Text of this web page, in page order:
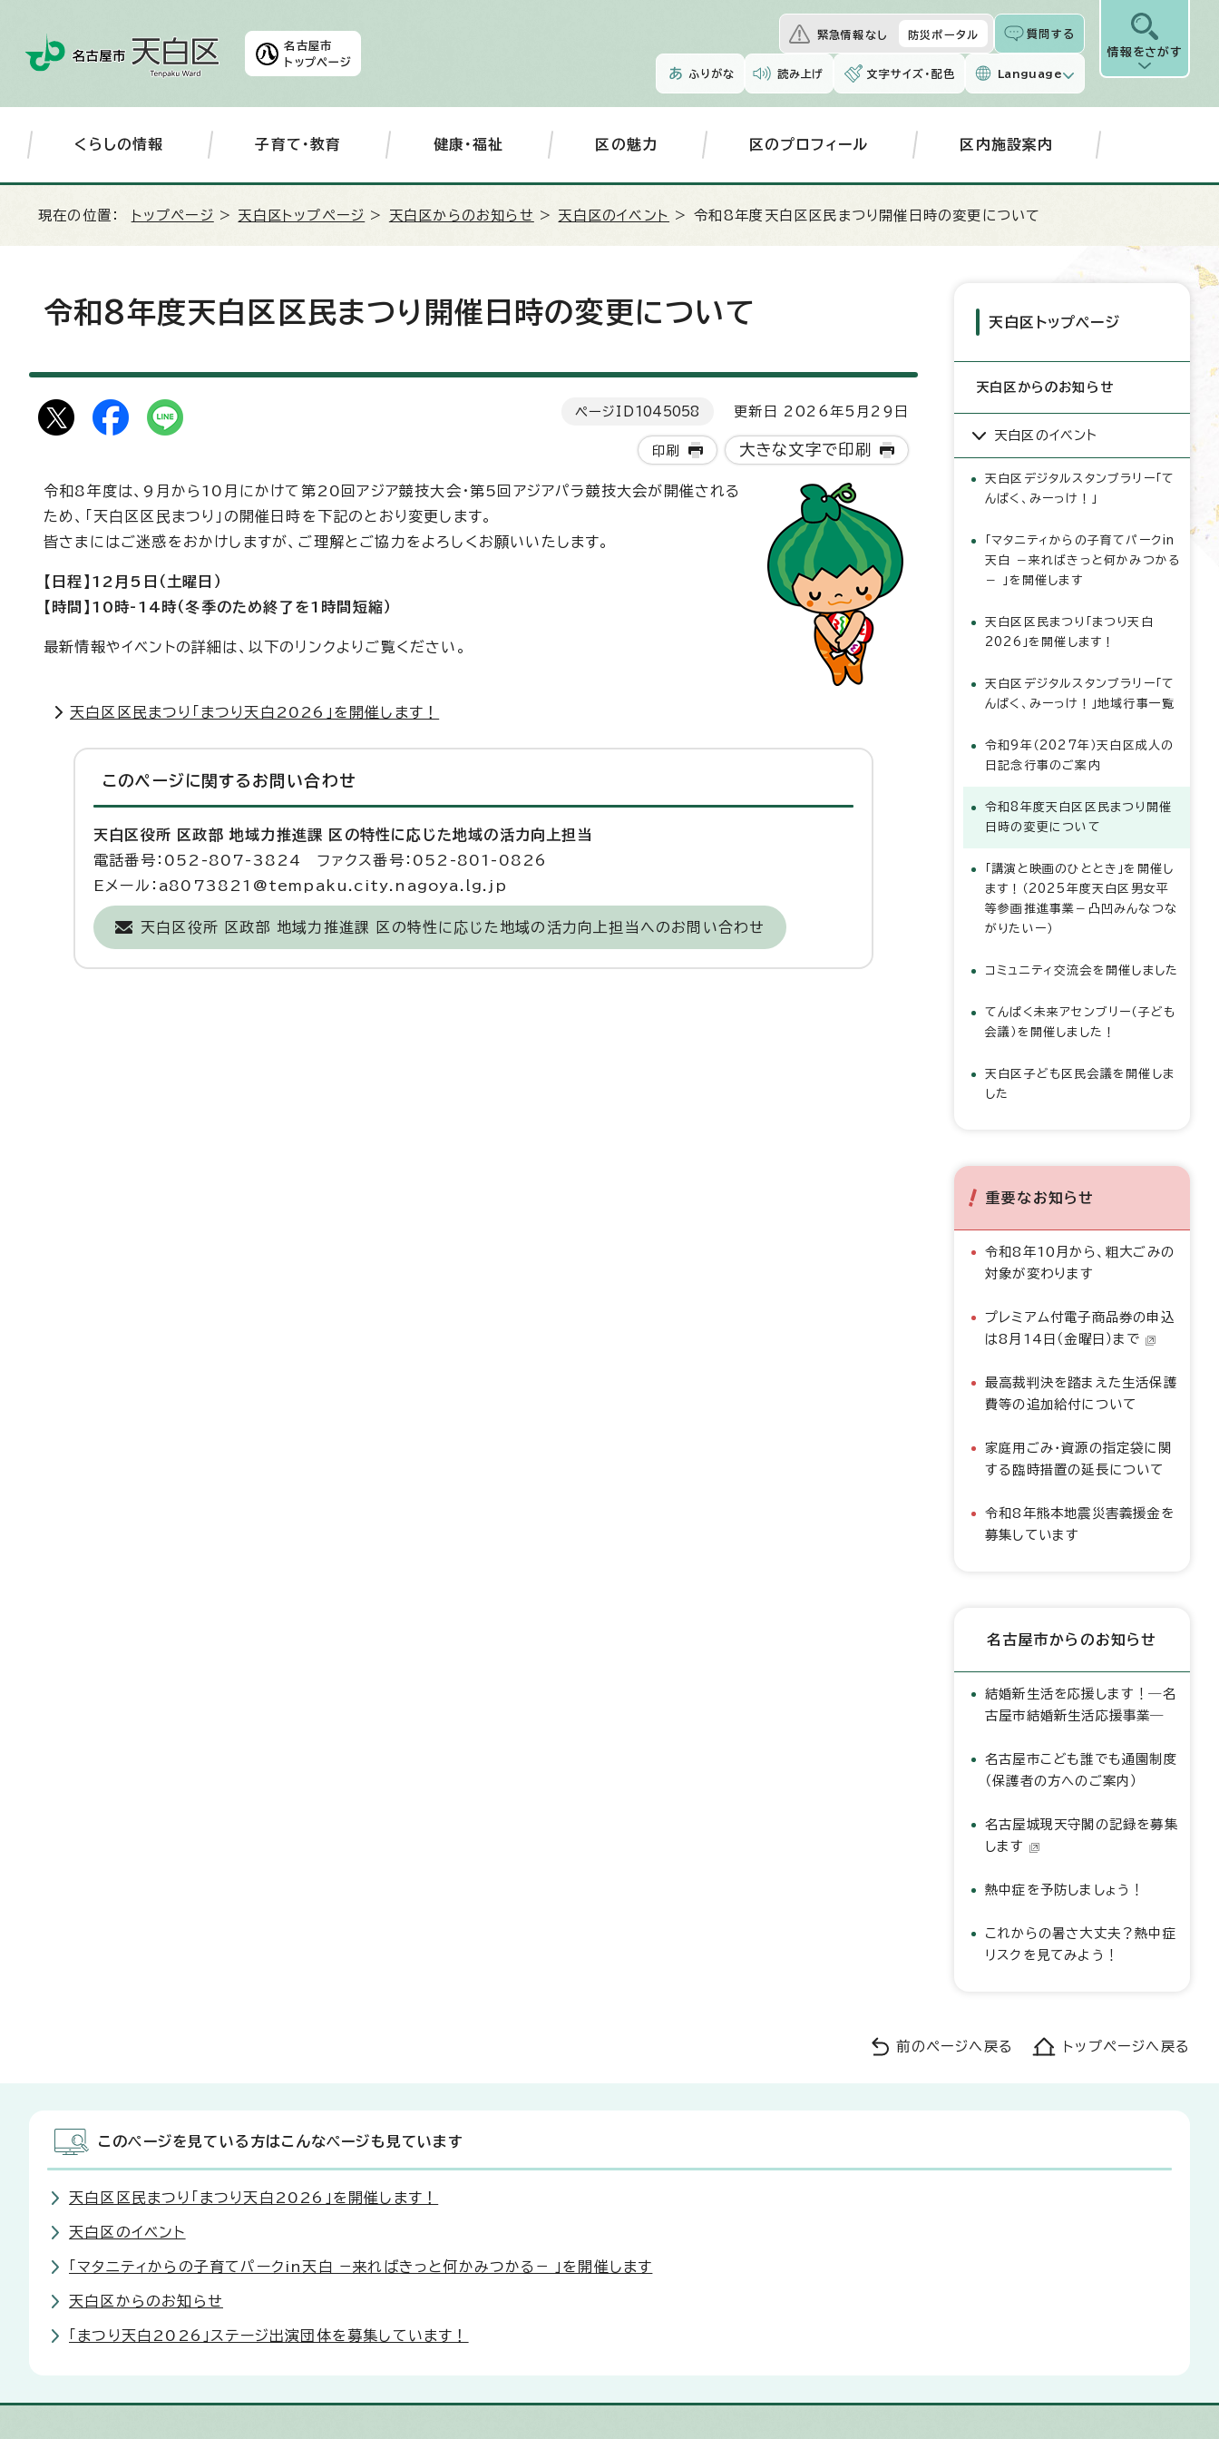
名古屋市
トップページ
緊急情報なし 防災ポータル 質問する
ふりがな 読み上げ 文字サイズ・配色 Language
情報をさがす
くらしの情報 子育て・教育 健康・福祉 区の魅力 区のプロフィール 区内施設案内
現在の位置： トップページ > 天白区トップページ > 天白区からのお知らせ > 天白区のイベント > 令和8年度天白区区民まつり開催日時の変更について
令和8年度天白区区民まつり開催日時の変更について
ページID 1045058 更新日 2026年5月29日
印刷 大きな文字で印刷
令和8年度は、9月から10月にかけて第20回アジア競技大会・第5回アジアパラ競技大会が開催される
ため、「天白区区民まつり」の開催日時を下記のとおり変更します。
皆さまにはご迷惑をおかけしますが、ご理解とご協力をよろしくお願いいたします。
【日程】12月5日（土曜日）
【時間】10時-14時（冬季のため終了を1時間短縮）
最新情報やイベントの詳細は、以下のリンクよりご覧ください。
天白区区民まつり「まつり天白2026」を開催します！
このページに関する お問い合わせ
天白区役所 区政部 地域力推進課 区の特性に応じた地域の活力向上担当
電話番号：052-807-3824 ファクス番号：052-801-0826
Eメール：a8073821@tempaku.city.nagoya.lg.jp
天白区役所 区政部 地域力推進課 区の特性に応じた地域の活力向上担当へのお問い合わせ
天白区トップページ
天白区からのお知らせ
天白区のイベント
天白区デジタルスタンプラリー「て
んぱく、みーっけ！」
「マタニティからの子育てパークin
天白 －来ればきっと何かみつかる
－ 」を開催します
天白区区民まつり「まつり天白
2026」を開催します！
天白区デジタルスタンプラリー「て
んぱく、みーっけ！」地域行事一覧
令和9年（2027年）天白区成人の
日記念行事のご案内
令和8年度天白区区民まつり開催
日時の変更について
「講演と映画のひととき」を開催し
ます！（2025年度天白区男女平
等参画推進事業－凸凹みんなつな
がりたいー）
コミュニティ交流会を開催しました
てんぱく未来アセンブリー（子ども
会議）を開催しました！
天白区子ども区民会議を開催しま
した
重要なお知らせ
令和8年10月から、粗大ごみの
対象が変わります
プレミアム付電子商品券の申込
は8月14日（金曜日）まで
最高裁判決を踏まえた生活保護
費等の追加給付について
家庭用ごみ・資源の指定袋に関
する臨時措置の延長について
令和8年熊本地震災害義援金を
募集しています
名古屋市からのお知らせ
結婚新生活を応援します！―名
古屋市結婚新生活応援事業―
名古屋市こども誰でも通園制度
（保護者の方へのご案内）
名古屋城現天守閣の記録を募集
します
熱中症を予防しましょう！
これからの暑さ大丈夫？熱中症
リスクを見てみよう！
前のページへ戻る トップページへ戻る
このページを見ている方はこんなページも見ています
天白区区民まつり「まつり天白2026」を開催します！
天白区のイベント
「マタニティからの子育てパークin天白 −来ればきっと何かみつかる− 」を開催します
天白区からのお知らせ
「まつり天白2026」ステージ出演団体を募集しています！